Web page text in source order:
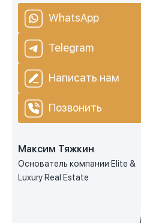
WhatsApp
Telegram
Написать нам
Позвонить
Максим Тяжкин
Основатель компании Elite &
Luxury Real Estate